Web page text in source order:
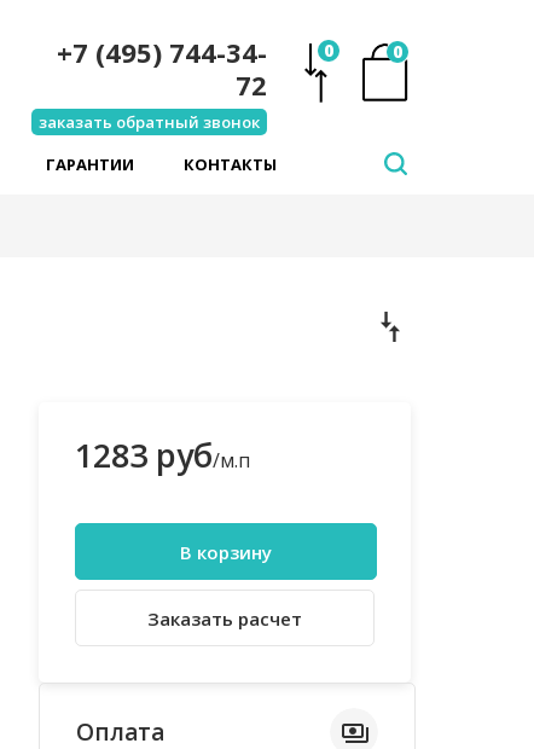
0
0
+7 (495) 744-34-
72
заказать обратный звонок
ГАРАНТИИ КОНТАКТЫ
1283 руб/м.п
В корзину
Заказать расчет
Оплата